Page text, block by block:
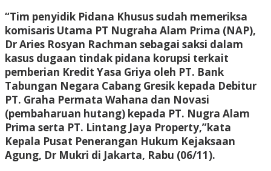
“Tim penyidik Pidana Khusus sudah memeriksa
komisaris Utama PT Nugraha Alam Prima (NAP),
Dr Aries Rosyan Rachman sebagai saksi dalam
kasus dugaan tindak pidana korupsi terkait
pemberian Kredit Yasa Griya oleh PT. Bank
Tabungan Negara Cabang Gresik kepada Debitur
PT. Graha Permata Wahana dan Novasi
(pembaharuan hutang) kepada PT. Nugra Alam
Prima serta PT. Lintang Jaya Property,”kata
Kepala Pusat Penerangan Hukum Kejaksaan
Agung, Dr Mukri di Jakarta, Rabu (06/11).